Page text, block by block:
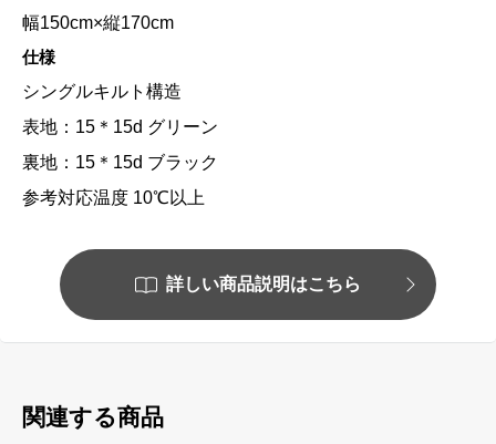
幅150cm×縦170cm
仕様
シングルキルト構造
表地：15＊15d グリーン
裏地：15＊15d ブラック
参考対応温度 10℃以上
詳しい商品説明はこちら
関連する商品